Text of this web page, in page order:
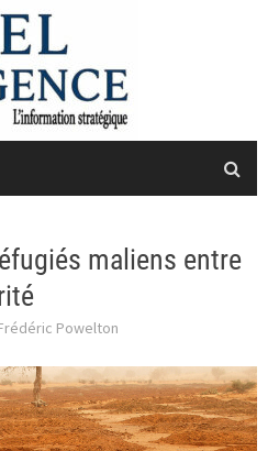
maliens entre
Powelton